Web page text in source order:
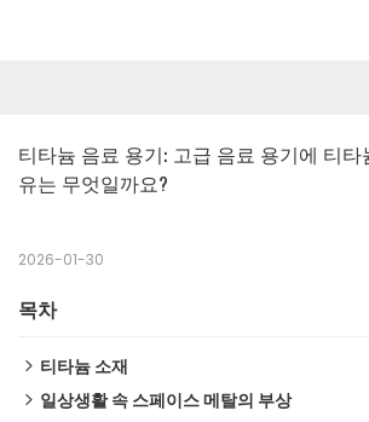
티타늄 음료 용기: 고급 음료 용기에 티타
유는 무엇일까요?
2026-01-30
목차
티타늄 소재
티타늄의 만화적 기원
일상생활 속 스페이스 메탈의 부상